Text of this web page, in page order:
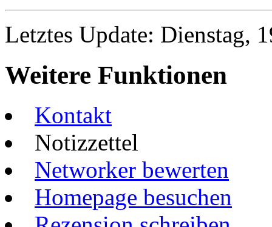
Letztes Update: Dienstag,
Weitere Funktionen
Kontakt
Notizzettel
Networker bewerten
Homepage besuchen